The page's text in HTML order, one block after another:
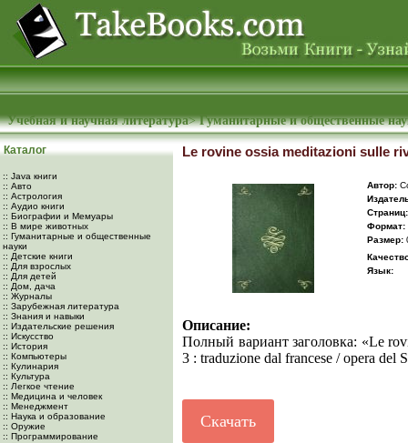
Учебная и научная литература>Гуманитарные и общественные
Каталог
:: Java книги
:: Авто
:: Астрология
:: Аудио книги
:: Биографии и Мемуары
:: В мире животных
:: Гуманитарные и общественные
науки
:: Детские книги
:: Для взрослых
:: Для детей
:: Дом, дача
:: Журналы
:: Зарубежная литература
:: Знания и навыки
:: Издательские решения
:: Искусство
:: История
:: Компьютеры
:: Кулинария
:: Культура
:: Легкое чтение
:: Медицина и человек
:: Менеджмент
:: Наука и образование
:: Оружие
:: Программирование
Le rovine ossia meditazioni sulle
Автор:
Cтраниц:
Формат:
Размер:
Язык:
Описание:
Полный вариант заголовка: «Le
3 : traduzione dal francese / opera del
Скачать